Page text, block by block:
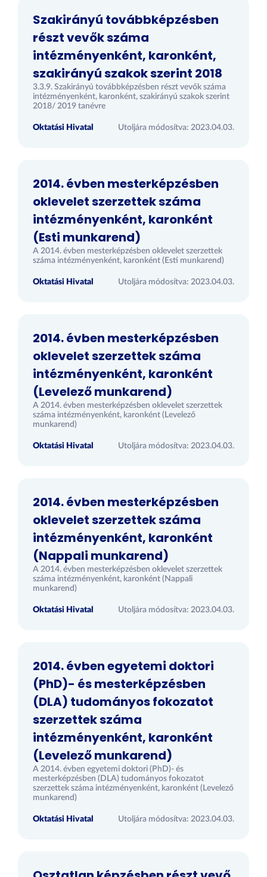
Szakirányú továbbképzésben
részt vevők száma
intézményenként, karonként,
szakirányú szakok szerint 2018
3.3.9. Szakirányú továbbképzésben részt vevők száma
intézményenként, karonként, szakirányú szakok szerint
2018/ 2019 tanévre
Oktatási Hivatal Utoljára módosítva: 2023.04.03.
2014. évben mesterképzésben
oklevelet szerzettek száma
intézményenként, karonként
(Esti munkarend)
A 2014. évben mesterképzésben oklevelet szerzettek
száma intézményenként, karonként (Esti munkarend)
Oktatási Hivatal Utoljára módosítva: 2023.04.03.
2014. évben mesterképzésben
oklevelet szerzettek száma
intézményenként, karonként
(Levelező munkarend)
A 2014. évben mesterképzésben oklevelet szerzettek
száma intézményenként, karonként (Levelező
munkarend)
Oktatási Hivatal Utoljára módosítva: 2023.04.03.
2014. évben mesterképzésben
oklevelet szerzettek száma
intézményenként, karonként
(Nappali munkarend)
A 2014. évben mesterképzésben oklevelet szerzettek
száma intézményenként, karonként (Nappali
munkarend)
Oktatási Hivatal Utoljára módosítva: 2023.04.03.
2014. évben egyetemi doktori
(PhD)- és mesterképzésben
(DLA) tudományos fokozatot
szerzettek száma
intézményenként, karonként
(Levelező munkarend)
A 2014. évben egyetemi doktori (PhD)- és
mesterképzésben (DLA) tudományos fokozatot
szerzettek száma intézményenként, karonként (Levelező
munkarend)
Oktatási Hivatal Utoljára módosítva: 2023.04.03.